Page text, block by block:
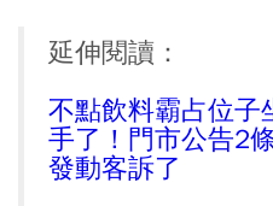
延伸閱讀：
不點飲料霸占位
手了！門市公告2
發動客訴了